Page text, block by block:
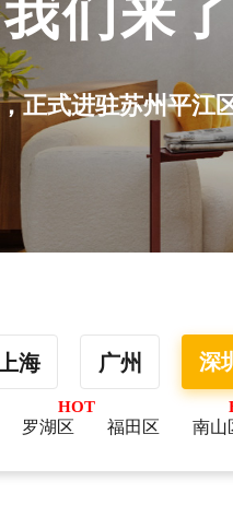
5~30
预订享5.5折！
海 广州 深圳
罗湖区 福田区 南山